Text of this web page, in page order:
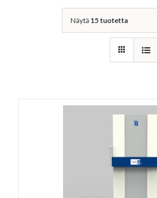
Näytä 15 tuotetta